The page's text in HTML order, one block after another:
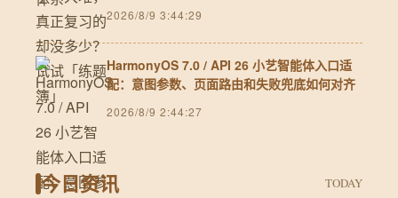
2026/8/9 3:44:29
HarmonyOS 7.0 / API 26 小艺智能体入口适
配：意图参数、页面路由和失败兜底如何对齐
2026/8/9 2:44:27
今日资讯 TODAY